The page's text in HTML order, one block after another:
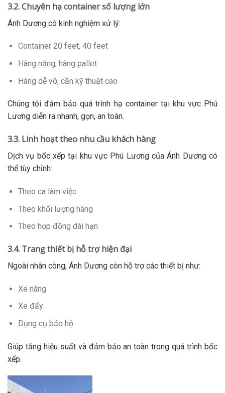
3.2. Chuyên hạ container số lượng lớn
Ánh Dương có kinh nghiệm xử lý:
Container 20 feet, 40 feet
Hàng nặng, hàng pallet
Hàng dễ vỡ, cần kỹ thuật cao
Chúng tôi đảm bảo quá trình hạ container tại khu vực Phú
Lương diễn ra nhanh, gọn, an toàn.
3.3. Linh hoạt theo nhu cầu khách hàng
Dịch vụ bốc xếp tại khu vực Phú Lương của Ánh Dương có
thể tùy chỉnh:
Theo ca làm việc
Theo khối lượng hàng
Theo hợp đồng dài hạn
3.4. Trang thiết bị hỗ trợ hiện đại
Ngoài nhân công, Ánh Dương còn hỗ trợ các thiết bị như:
Xe nâng
Xe đẩy
Dụng cụ bảo hộ
Giúp tăng hiệu suất và đảm bảo an toàn trong quá trình bốc
xếp.